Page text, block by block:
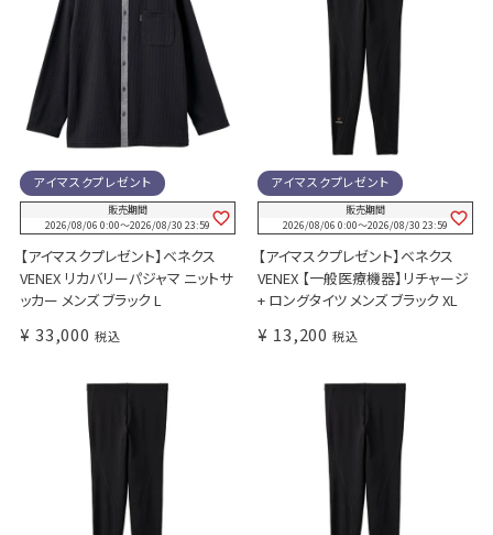
アイマスクプレゼント
販売期間
2026/08/06 0:00〜2026/08/30 23:59
【アイマスクプレゼント】ベネクス
VENEX リカバリーパジャマ ニットサ
ッカー メンズ ブラック L
¥ 33,000 税込
アイマスクプレゼント
販売期間
2026/08/06 0:00〜2026/08/30 23:59
【アイマスクプレゼント】ベネクス
VENEX 【一般医療機器】リチャージ
+ ロングタイツ メンズ ブラック XL
¥ 13,200 税込